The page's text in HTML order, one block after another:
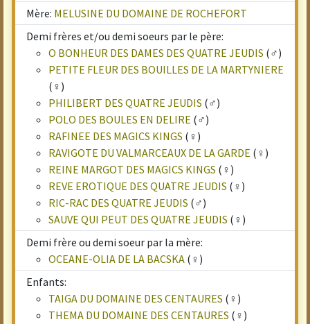
Mère: MELUSINE DU DOMAINE DE ROCHEFORT
Demi frères et/ou demi soeurs par le père:
O BONHEUR DES DAMES DES QUATRE JEUDIS (♂)
PETITE FLEUR DES BOUILLES DE LA MARTYNIERE
(♀)
PHILIBERT DES QUATRE JEUDIS (♂)
POLO DES BOULES EN DELIRE (♂)
RAFINEE DES MAGICS KINGS (♀)
RAVIGOTE DU VALMARCEAUX DE LA GARDE (♀)
REINE MARGOT DES MAGICS KINGS (♀)
REVE EROTIQUE DES QUATRE JEUDIS (♀)
RIC-RAC DES QUATRE JEUDIS (♂)
SAUVE QUI PEUT DES QUATRE JEUDIS (♀)
Demi frère ou demi soeur par la mère:
OCEANE-OLIA DE LA BACSKA (♀)
Enfants:
TAIGA DU DOMAINE DES CENTAURES (♀)
THEMA DU DOMAINE DES CENTAURES (♀)